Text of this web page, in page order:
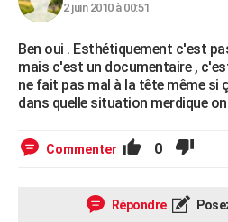
2 juin 2010 à 00:51
Ben oui . Esthétiquement c'est
mais c'est un documentaire ,
ne fait pas mal à la tête même si
dans quelle situation merdique
Commenter 0
Répondre